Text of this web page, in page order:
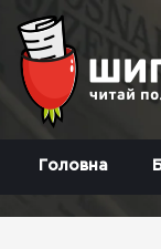
Головна